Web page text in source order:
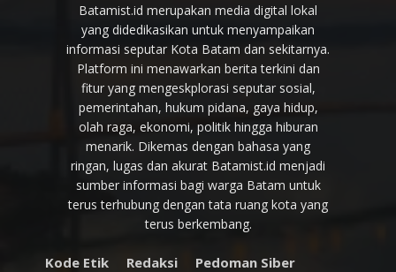
Batamist.id merupakan media digital lokal
yang didedikasikan untuk menyampaikan
informasi seputar Kota Batam dan sekitarnya.
Platform ini menawarkan berita terkini dan
fitur yang mengeskplorasi seputar sosial,
pemerintahan, hukum pidana, gaya hidup,
olah raga, ekonomi, politik hingga hiburan
menarik. Dikemas dengan bahasa yang
ringan, lugas dan akurat Batamist.id menjadi
sumber informasi bagi warga Batam untuk
terus terhubung dengan tata ruang kota yang
terus berkembang.
Kode Etik Redaksi Pedoman Siber